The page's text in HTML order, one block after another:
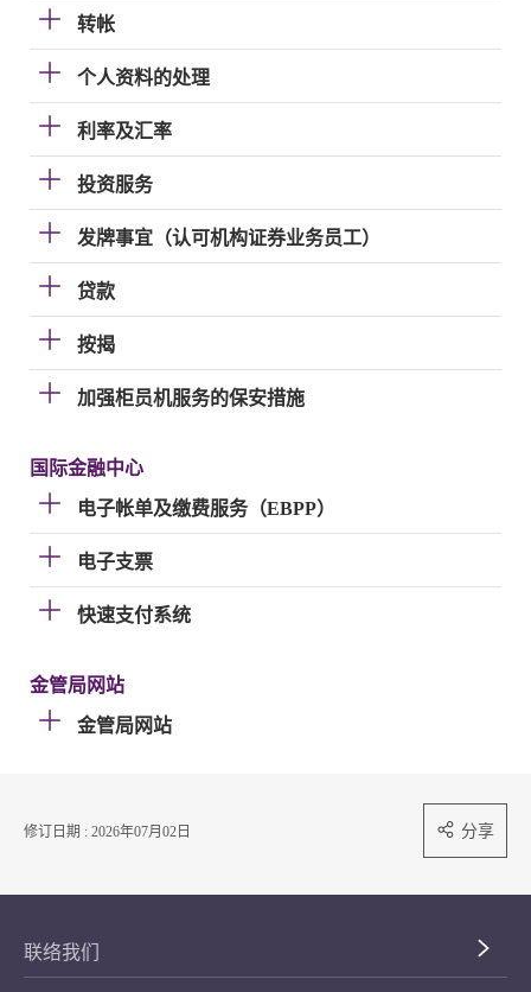
转帐
个人资料的处理
利率及汇率
投资服务
发牌事宜（认可机构证券业务员工）
贷款
按揭
加强柜员机服务的保安措施
国际金融中心
电子帐单及缴费服务（EBPP）
电子支票
快速支付系统
金管局网站
金管局网站
修订日期 : 2026年07月02日 分享
联络我们